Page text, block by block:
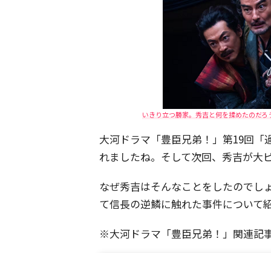
いきり立つ勝家。秀吉と何を揉めたのだ
大河ドラマ「豊臣兄弟！」第19回
れましたね。そして次回、秀吉が
なぜ秀吉はそんなことをしたのでし
て信長の逆鱗に触れた事件について
※大河ドラマ「豊臣兄弟！」関連記